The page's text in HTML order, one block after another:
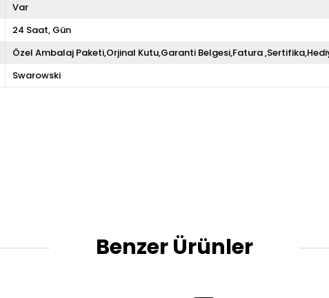
Var
24 Saat Gün
Özel Ambalaj Paketi,Orjinal Kutu,Garanti Belgesi,Fatura
Swarowski
Benzer Ürünler